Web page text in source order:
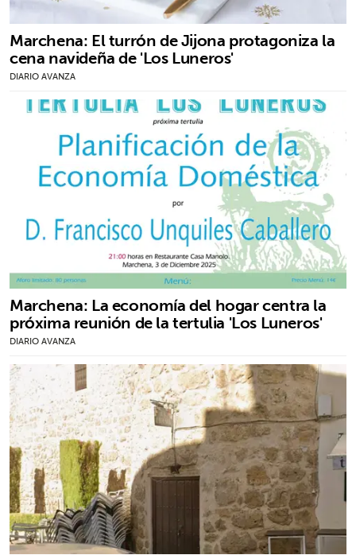
Marchena: El turrón de Jijona protagoniza la
cena navideña de 'Los Luneros'
DIARIO AVANZA
Marchena: La economía del hogar centra la
próxima reunión de la tertulia 'Los Luneros'
DIARIO AVANZA